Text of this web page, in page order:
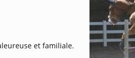
et familiale.